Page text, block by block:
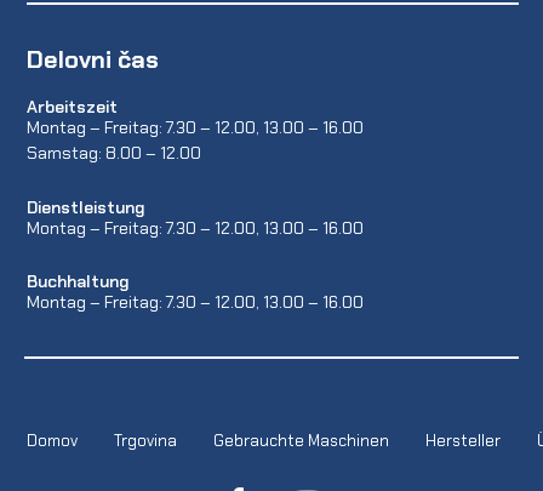
Delovni čas
Arbeitszeit
Montag – Freitag: 7.30 – 12.00, 13.00 – 16.00
Samstag: 8.00 – 12.00
Dienstleistung
Montag – Freitag: 7.30 – 12.00, 13.00 – 16.00
Buchhaltung
Montag – Freitag: 7.30 – 12.00, 13.00 – 16.00
Domov Trgovina Gebrauchte Maschinen Hersteller